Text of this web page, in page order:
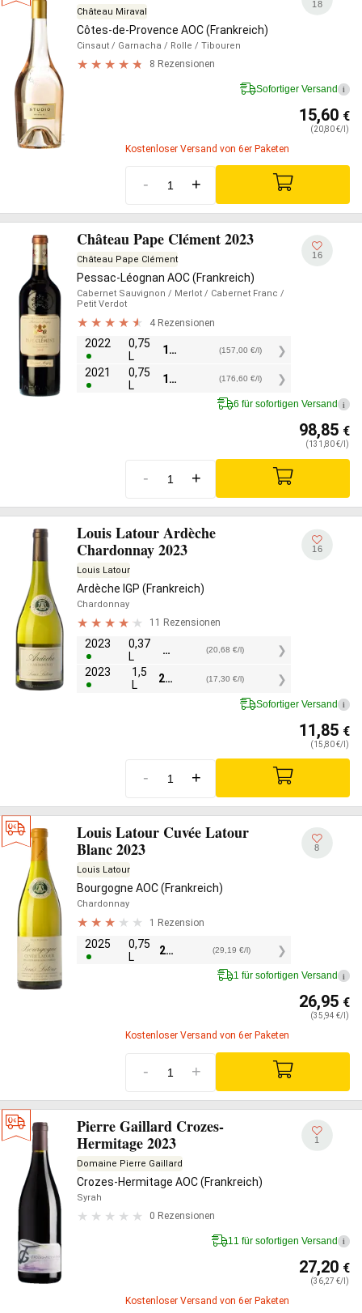
Château Miraval
Côtes-de-Provence AOC (Frankreich)
Cinsaut / Garnacha / Rolle / Tibouren
8 Rezensionen
18
Sofortiger Versand i
15,60 €
(20,80 €/l)
Kostenloser Versand von 6er Paketen
- +
Château Pape Clément 2023
Château Pape Clément
Pessac-Léognan AOC (Frankreich)
Cabernet Sauvignon / Merlot / Cabernet Franc /
Petit Verdot
4 Rezensionen
2022
0,75
L
117,75 (157,00 €/l)
2021
0,75
L
132,45 (176,60 €/l)
16
6 für sofortigen Versand i
98,85 €
(131,80 €/l)
- +
Louis Latour Ardèche
Chardonnay 2023
Louis Latour
Ardèche IGP (Frankreich)
Chardonnay
11 Rezensionen
2023
0,37
L
7,65 (20,68 €/l)
2023
1,5
L
25,95 (17,30 €/l)
16
Sofortiger Versand i
11,85 €
(15,80 €/l)
- +
Louis Latour Cuvée Latour
Blanc 2023
Louis Latour
Bourgogne AOC (Frankreich)
Chardonnay
1 Rezension
2025
0,75
L
21,90 (29,19 €/l)
8
1 für sofortigen Versand i
26,95 €
(35,94 €/l)
Kostenloser Versand von 6er Paketen
- +
Pierre Gaillard Crozes-
Hermitage 2023
Domaine Pierre Gaillard
Crozes-Hermitage AOC (Frankreich)
Syrah
0 Rezensionen
1
11 für sofortigen Versand i
27,20 €
(36,27 €/l)
Kostenloser Versand von 6er Paketen